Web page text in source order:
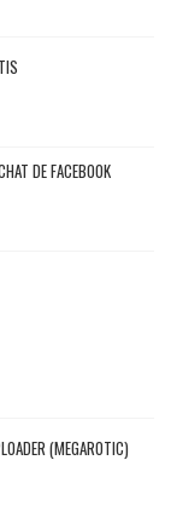
DE FACEBOOK
(MEGAROTIC)